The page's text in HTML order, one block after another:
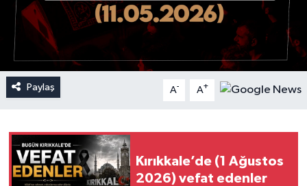
Paylaş A- A+
Kırıkkale’de (1 Ağustos
2026) vefat edenler